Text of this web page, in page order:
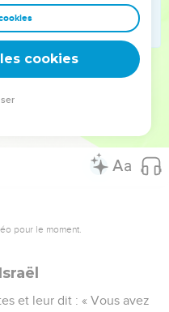
comme esclaves
pour vous acheter. »
l'Eternel ordonna à
pour le moment.
et leur dit : « Vous avez
cookies